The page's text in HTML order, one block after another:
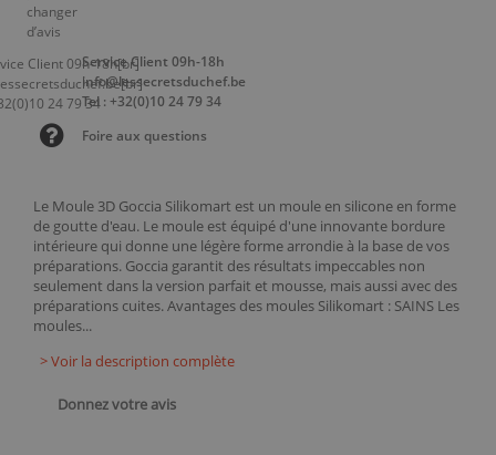
Le Moule 3D Goccia Silikomart est un moule en silicone en forme
de goutte d'eau. Le moule est équipé d'une innovante bordure
intérieure qui donne une légère forme arrondie à la base de vos
préparations. Goccia garantit des résultats impeccables non
seulement dans la version parfait et mousse, mais aussi avec des
préparations cuites. Avantages des moules Silikomart : SAINS Les
moules...
> Voir la description complète
Donnez votre avis
Service Client 09h-18h
info@lessecretsduchef.be
Tel : +32(0)10 24 79 34
Foire aux questions